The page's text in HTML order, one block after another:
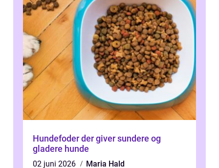
Hundefoder der giver sundere og
gladere hunde
02 juni 2026
Maria Hald